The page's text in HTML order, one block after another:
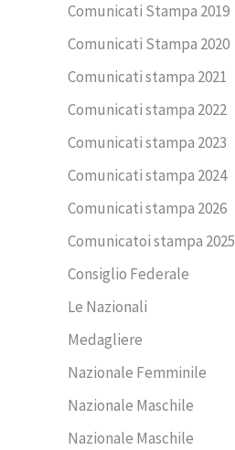
Comunicati Stampa 2019
Comunicati Stampa 2020
Comunicati stampa 2021
Comunicati stampa 2022
Comunicati stampa 2023
Comunicati stampa 2024
Comunicati stampa 2026
Comunicatoi stampa 2025
Consiglio Federale
Le Nazionali
Medagliere
Nazionale Femminile
Nazionale Maschile
Nazionale Maschile